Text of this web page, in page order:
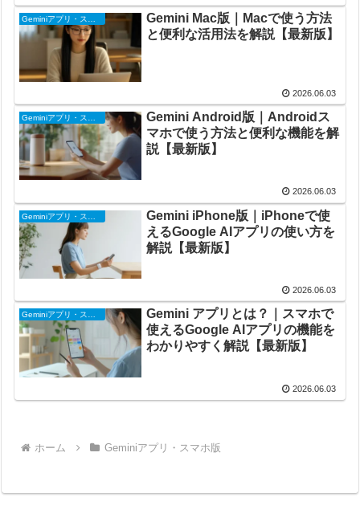
Geminiアプリ・スマホ版
Gemini Mac版｜Macで使う方法
と便利な活用法を解説【最新版】
2026.06.03
Gemini Android版｜Androidス
マホで使う方法と便利な機能を解
説【最新版】
2026.06.03
Gemini iPhone版｜iPhoneで使
えるGoogle AIアプリの使い方を
解説【最新版】
2026.06.03
Geminiアプリ・スマホ版
Gemini アプリとは？｜スマホで
使えるGoogle AIアプリの機能を
わかりやすく解説【最新版】
2026.06.03
ホーム Geminiアプリ・スマホ版